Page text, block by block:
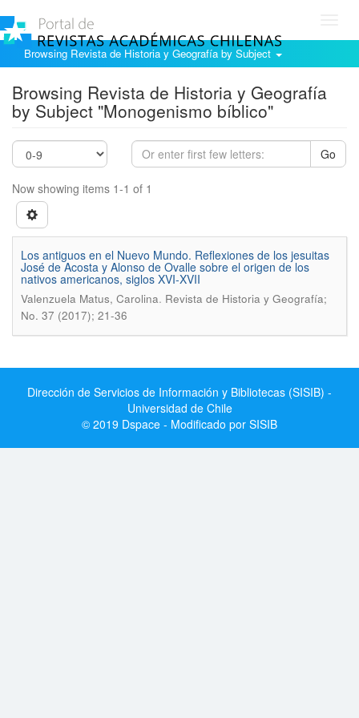
Browsing Revista de Historia y Geografía by Subject
Browsing Revista de Historia y Geografía
by Subject "Monogenismo bí­blico"
Go
Now showing items 1-1 of 1
Los antiguos en el Nuevo Mundo. Reflexiones de los jesuitas
José de Acosta y Alonso de Ovalle sobre el origen de los
nativos americanos, siglos XVI-XVII
Valenzuela Matus, Carolina. Revista de Historia y Geografí­a;
No. 37 (2017); 21-36
Dirección de Servicios de Información y Bibliotecas (SISIB) -
Universidad de Chile
© 2019 Dspace - Modificado por SISIB